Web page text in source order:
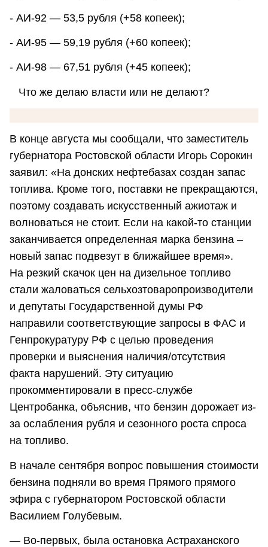
- АИ-92 — 53,5 рубля (+58 копеек);
- АИ-95 — 59,19 рубля (+60 копеек);
- АИ-98 — 67,51 рубля (+45 копеек);
Что же делаю власти или не делают?
В конце августа мы сообщали, что заместитель
губернатора Ростовской области Игорь Сорокин
заявил: «На донских нефтебазах создан запас
топлива. Кроме того, поставки не прекращаются,
поэтому создавать искусственный ажиотаж и
волноваться не стоит. Если на какой-то станции
заканчивается определенная марка бензина –
новый запас подвезут в ближайшее время».
На резкий скачок цен на дизельное топливо
стали жаловаться сельхозтоваропроизводители
и депутаты Государственной думы РФ
направили соответствующие запросы в ФАС и
Генпрокуратуру РФ с целью проведения
проверки и выяснения наличия/отсутствия
факта нарушений. Эту ситуацию
прокомментировали в пресс-службе
Центробанка, объяснив, что бензин дорожает из-
за ослабления рубля и сезонного роста спроса
на топливо.
В начале сентября вопрос повышения стоимости
бензина подняли во время Прямого прямого
эфира с губернатором Ростовской области
Василием Голубевым.
— Во-первых, была остановка Астраханского